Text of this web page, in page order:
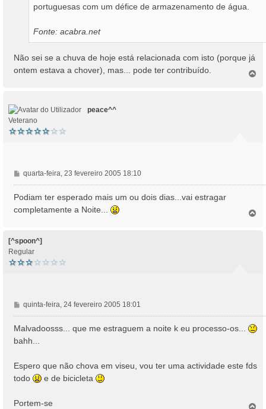
portuguesas com um défice de armazenamento de água.
Fonte: acabra.net
Não sei se a chuva de hoje está relacionada com isto (porque já
ontem estava a chover), mas... pode ter contribuído.
peace^^
Veterano
M
e
n
m
quarta-feira, 23 fevereiro 2005 18:10
Podiam ter esperado mais um ou dois dias...vai estragar
completamente a Noite...
[^spoon^]
Regular
M
e
n
s
e
m
quinta-feira, 24 fevereiro 2005 18:01
Malvadoosss... que me estraguem a noite k eu processo-os...
bahh...
Espero que não chova em viseu, vou ter uma actividade este fds
todo
e de bicicleta
Portem-se